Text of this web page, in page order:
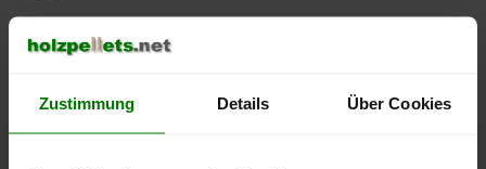
Zustimmung Details Über Cookies
500 €